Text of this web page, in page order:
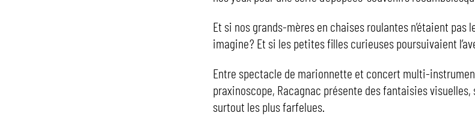
Et si nos grands-mères en chaises roulantes n’étaient pas
imagine ? Et si les petites filles curieuses poursuivaient
Entre spectacle de marionnette et concert multi-
praxinoscope, Racagnac présente des fantaisies
surtout les plus farfelues.